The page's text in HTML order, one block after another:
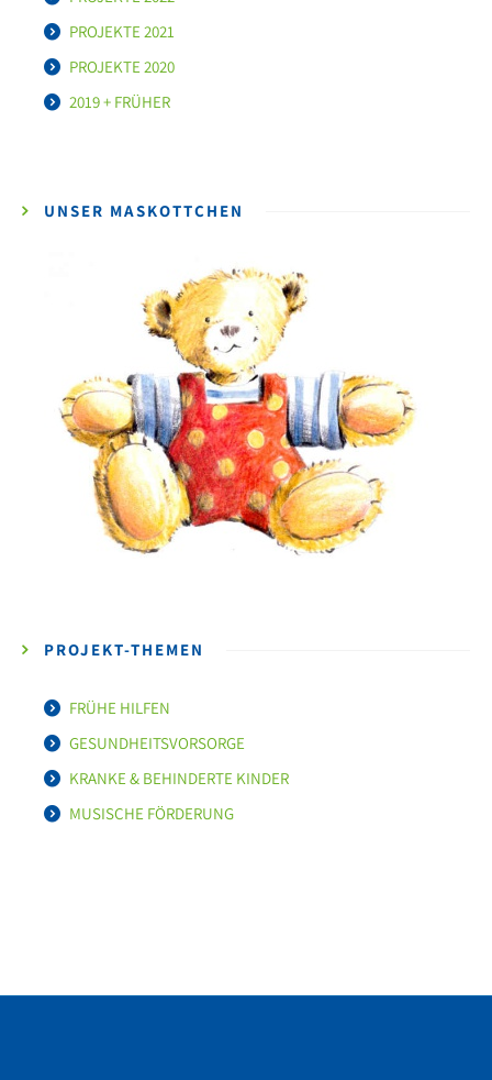
PROJEKTE 2021
PROJEKTE 2020
2019 + FRÜHER
UNSER MASKOTTCHEN
PROJEKT-THEMEN
FRÜHE HILFEN
GESUNDHEITSVORSORGE
KRANKE & BEHINDERTE KINDER
MUSISCHE FÖRDERUNG